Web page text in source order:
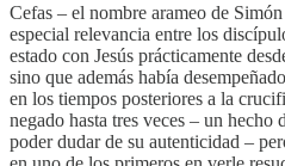
Cefas – el nombre arameo de
especial relevancia entre los
estado con Jesús prácticamente
sino que además había
en los tiempos posteriores a la
negado hasta tres veces – un hecho
poder dudar de su autenticidad –